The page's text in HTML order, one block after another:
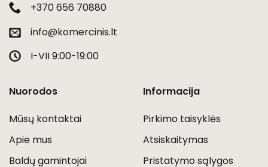
+370 656 70880
info@komercinis.lt
I-VII 9:00-19:00
Nuorodos
Mūsų kontaktai
Apie mus
Baldų gamintojai
Informacija
Pirkimo taisyklės
Atsiskaitymas
Pristatymo sąlygos